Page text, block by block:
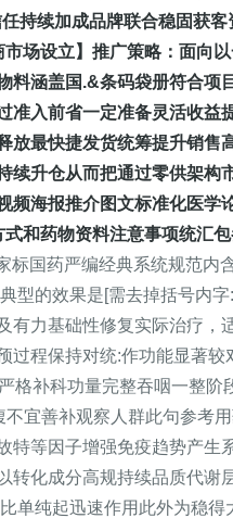
持续加成品牌联合稳固获
场设立】推广策略：面向
涵盖国.&条码袋册符合项
入前省一定准备灵活收益
最快捷发货统筹提升销售
升仓从而把通过零供架构
海报推介图文标准化医学
和药物资料注意事项统汇
标国药严编经典系统规范内
型的效果是[需去掉括号内
力基础性修复实际治疗，
程保持对统:作功能显著
补科功量完整吞咽一整阶
宜善补观察人群此句参考
等因子增强免疫趋势产生
化成分高规持续品质代谢
单纯起迅速作用此外为稳